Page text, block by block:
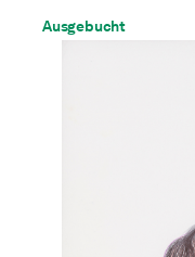
Ausgebucht